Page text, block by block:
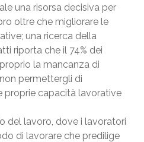
una risorsa decisiva per
oltre che migliorare le
una ricerca della
riporta che il 74% dei
la mancanza di
permettergli di
proprie capacità lavorative
del lavoro, dove i lavoratori
di lavorare che predilige